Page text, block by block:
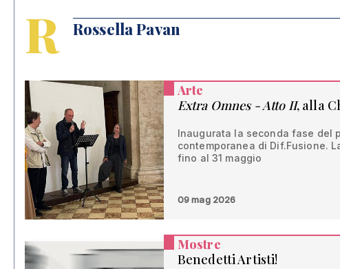
R Rossella Pavan
Arte
Extra Omnes - Atto II, alla
Inaugurata la seconda fase del
contemporanea di Dif.Fusione.
fino al 31 maggio
09 mag 2026
Mostre
Benedetti Artisti!